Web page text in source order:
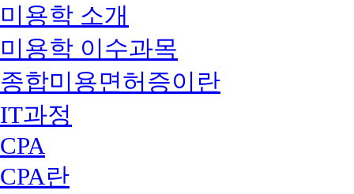
미용학 소개
미용학 이수과목
종합미용면허증이란
IT과정
CPA
CPA란